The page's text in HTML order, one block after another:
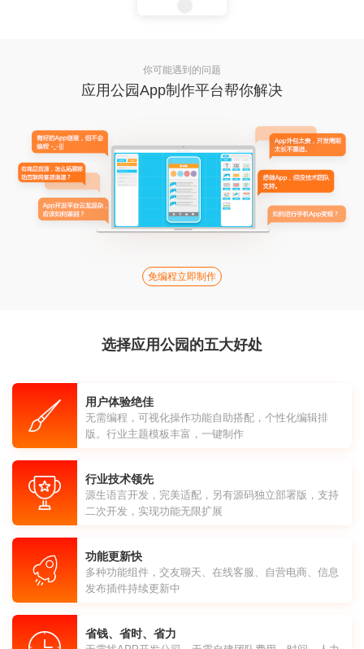
你可能遇到的问题
应用公园App制作平台帮你解决
免编程立即制作
选择应用公园的五大好处
用户体验绝佳
无需编程，可视化操作功能自助搭配，个性化编辑排
版。行业主题模板丰富，一键制作
行业技术领先
源生语言开发，完美适配，另有源码独立部署版，支持
二次开发，实现功能无限扩展
功能更新快
多种功能组件，交友聊天、在线客服、自营电商、信息
发布插件持续更新中
省钱、省时、省力